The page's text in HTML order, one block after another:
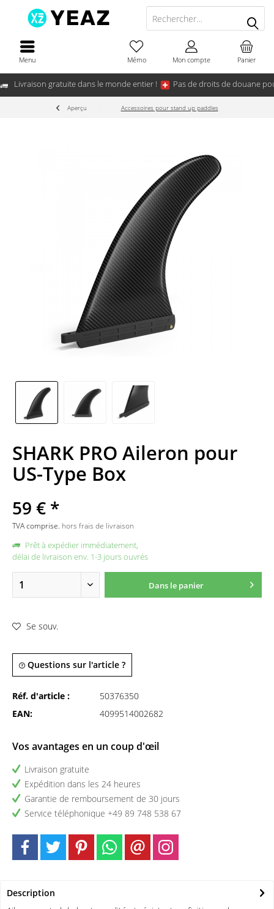
Livraison gratuite dans le monde entier ! Pas de droits de douane
Menu Panier
Mémo Mon compte
Aperçu Accessoires pour stand up paddles
SHARK PRO Aileron pour
US-Type Box
59 € *
TVA comprise. hors frais de livraison
Prêt à expédier immédiatement,
délai de livraison env. 1-3 jours ouvrés
Dans le panier
Se souv.
Questions sur l'article ?
Réf. d'article :
50376350
EAN:
4099514002682
Vos avantages en un coup d'œil
Livraison gratuite
Expédition dans les 24 heures
Garantie de remboursement de 30 jours
Service téléphonique +49 89 748 538 67
Description